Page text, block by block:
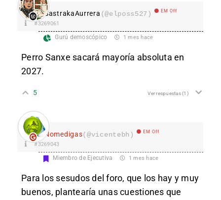
SastrakaAurrera (@elposs527) EM Off
#3269061
Gurú demoscópico 1 mes hace
Perro Sanxe sacará mayoría absoluta en
2027.
5 Ver respuestas(1)
Nomedigas(@vicentebh) EM Off
#3269043
Miembro de Ejecutiva 1 mes hace
Para los sesudos del foro, que los hay y muy
buenos, plantearía unas cuestiones que